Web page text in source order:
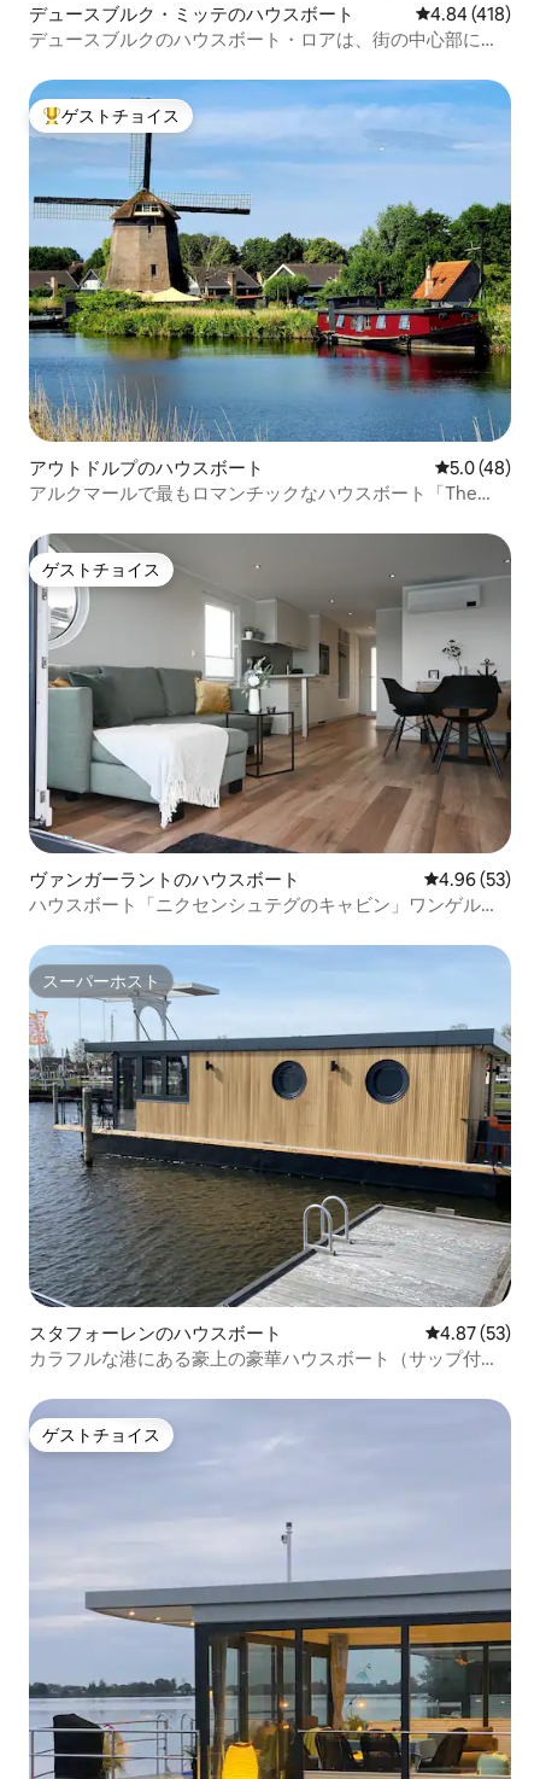
デュースブルク・ミッテのハウスボート レビュー418
4.84 (418)
デュースブルクのハウスボート・ロアは、街の中心部にあ
大好評のゲストチョイスです。
ゲストチョイス
アウトドルプのハウスボート レビュー48
5.0 (48)
アルクマールで最もロマンチックなハウスボート「The
ゲストチョイス
ゲストチョイス
ヴァンガーラントのハウスボート レビュー53
4.96 (53)
ハウスボート「ニクセンシュテグのキャビン」ワンゲルミ
スーパーホスト
スーパーホスト
スタフォーレンのハウスボート レビュー53
4.87 (53)
カラフルな港にある豪上の豪華ハウスボート（サップ付
ゲストチョイス
ゲストチョイス